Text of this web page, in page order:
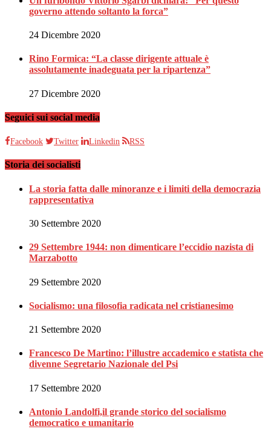
governo attendo soltanto la forca”
24 Dicembre 2020
Rino Formica: “La classe dirigente attuale è
assolutamente inadeguata per la ripartenza”
27 Dicembre 2020
Seguici sui social media
Facebook Twitter Linkedin RSS
Storia dei socialisti
La storia fatta dalle minoranze e i limiti della democrazia
rappresentativa
30 Settembre 2020
29 Settembre 1944: non dimenticare l’eccidio nazista di
Marzabotto
29 Settembre 2020
Socialismo: una filosofia radicata nel cristianesimo
21 Settembre 2020
Francesco De Martino: l’illustre accademico e statista che
divenne Segretario Nazionale del Psi
17 Settembre 2020
Antonio Landolfi,il grande storico del socialismo
democratico e umanitario